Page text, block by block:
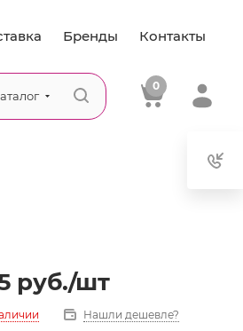
Бренды Контакты
0
руб./шт
Нашли дешевле?